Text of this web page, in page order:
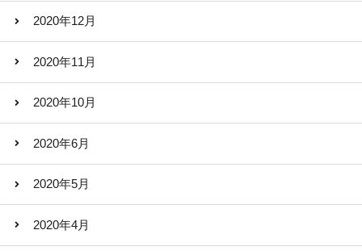
2020年12月
2020年11月
2020年10月
2020年6月
2020年5月
2020年4月